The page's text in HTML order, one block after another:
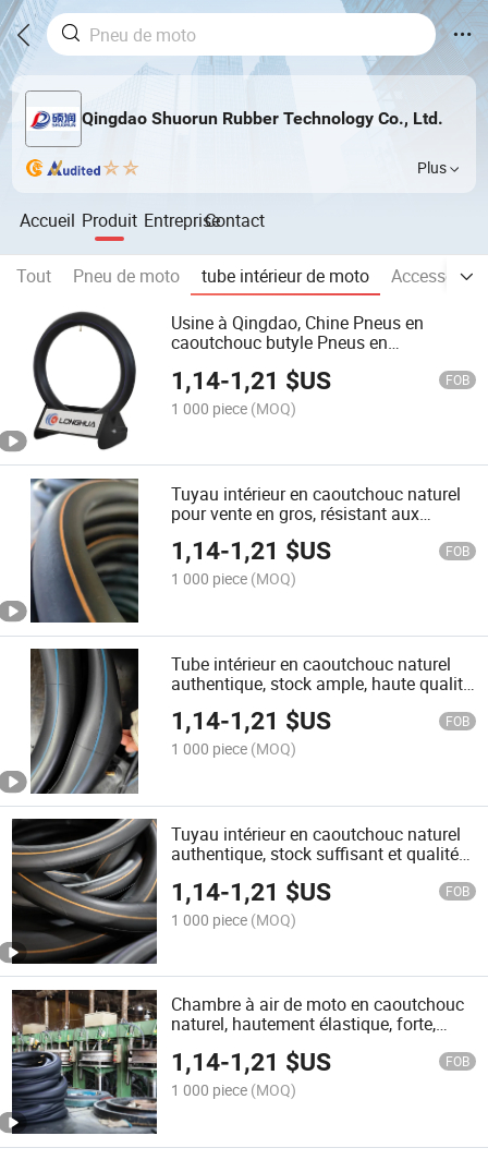
Qingdao Shuorun Rubber Technology Co., Ltd.
Plus
Accueil Produit EntrepriseContact
Tout Pneu de moto tube intérieur de moto
Usine à Qingdao, Chine Pneus en
caoutchouc butyle Pneus en
Pneus de camion Chambres à air
1,14-1,21 $US FOB
1 000 piece (MOQ)
Tuyau intérieur en caoutchouc naturel
pour vente en gros, résistant aux
crevaisons et à l'usure, longue durée de
vie
1,14-1,21 $US FOB
1 000 piece (MOQ)
Tube intérieur en caoutchouc naturel
authentique, stock ample, haute qualité,
résistant aux crevaisons et à l'usure
1,14-1,21 $US FOB
1 000 piece (MOQ)
Tuyau intérieur en caoutchouc naturel
authentique, stock suffisant et qualité
1,14-1,21 $US FOB
1 000 piece (MOQ)
Chambre à air de moto en caoutchouc
naturel, hautement élastique, forte,
stable et sécurisée
1,14-1,21 $US FOB
1 000 piece (MOQ)